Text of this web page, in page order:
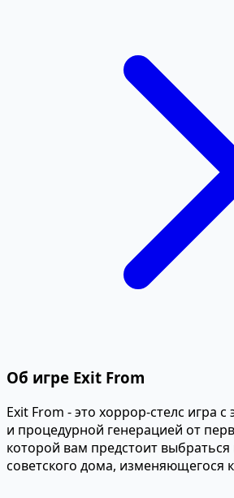
Об игре Exit From
Exit From - это хоррор-стелс игра
и процедурной генерацией от
которой вам предстоит выбраться
советского дома, изменяющегося